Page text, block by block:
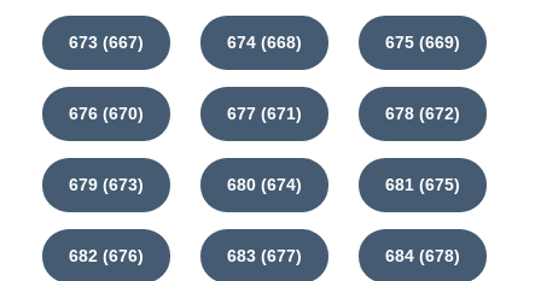
673 (667) 674 (668) 675 (669)
676 (670) 677 (671) 678 (672)
679 (673) 680 (674) 681 (675)
682 (676) 683 (677) 684 (678)